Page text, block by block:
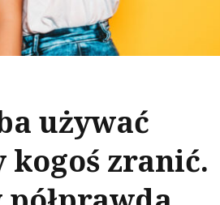
używać
kogoś zranić.